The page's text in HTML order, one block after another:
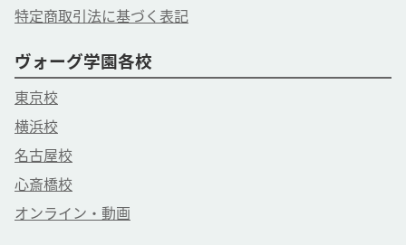
特定商取引法に基づく表記
ヴォーグ学園各校
東京校
横浜校
名古屋校
心斎橋校
オンライン・動画